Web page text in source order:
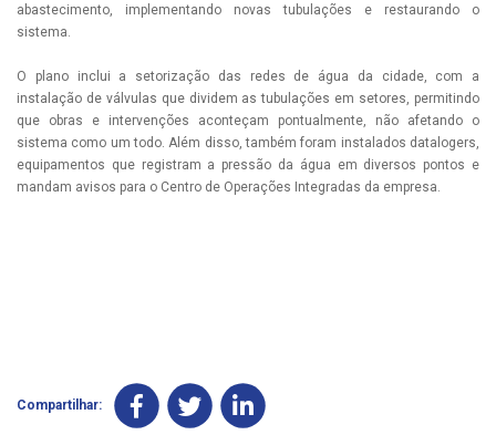
abastecimento, implementando novas tubulações e restaurando o
sistema.
O plano inclui a setorização das redes de água da cidade, com a
instalação de válvulas que dividem as tubulações em setores, permitindo
que obras e intervenções aconteçam pontualmente, não afetando o
sistema como um todo. Além disso, também foram instalados datalogers,
equipamentos que registram a pressão da água em diversos pontos e
mandam avisos para o Centro de Operações Integradas da empresa.
Compartilhar: